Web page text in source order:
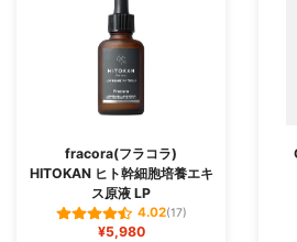
fracora(フラコラ)
HITOKAN ヒト幹細胞培養エキ
ス原液 LP
4.02(17)
¥5,980